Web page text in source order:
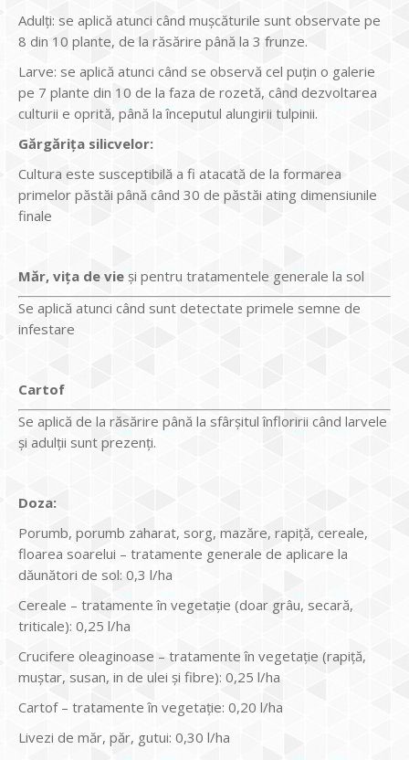
Adulți: se aplică atunci când mușcăturile sunt observate pe
8 din 10 plante, de la răsărire până la 3 frunze.
Larve: se aplică atunci când se observă cel puțin o galerie
pe 7 plante din 10 de la faza de rozetă, când dezvoltarea
culturii e oprită, până la începutul alungirii tulpinii.
Gărgărița silicvelor:
Cultura este susceptibilă a fi atacată de la formarea
primelor păstăi până când 30 de păstăi ating dimensiunile
finale
Măr, vița de vieși pentru tratamentele generale la sol
Se aplică atunci când sunt detectate primele semne de
infestare
Cartof
Se aplică de la răsărire până la sfârșitul înfloririi când larvele
și adulții sunt prezenți.
Doza:
Porumb, porumb zaharat, sorg, mazăre, rapiță, cereale,
floarea soarelui – tratamente generale de aplicare la
dăunători de sol: 0,3 l/ha
Cereale – tratamente în vegetație (doar grâu, secară,
triticale): 0,25 l/ha
Crucifere oleaginoase – tratamente în vegetație (rapiță,
muștar, susan, in de ulei și fibre): 0,25 l/ha
Cartof – tratamente în vegetație: 0,20 l/ha
Livezi de măr, păr, gutui: 0,30 l/ha